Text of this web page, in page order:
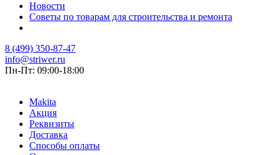
Новости
Советы по товарам для строительства и ремонта
8 (499) 350-87-47
info@striwer.ru
Пн-Пт: 09:00-18:00
Makita
Акция
Реквизиты
Доставка
Способы оплаты